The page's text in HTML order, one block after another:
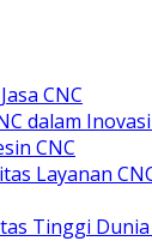
CNC
dalam
CNC
Layanan
Tinggi